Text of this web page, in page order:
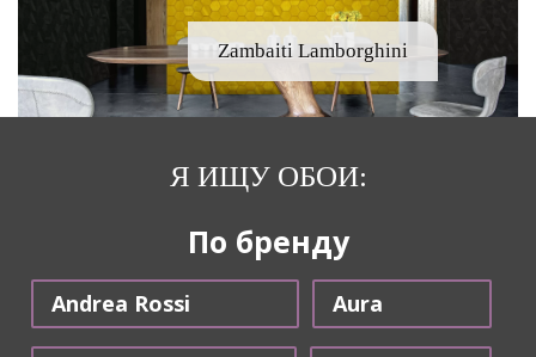
Zambaiti Lamborghini
Я ИЩУ ОБОИ:
По бренду
Andrea Rossi Aura